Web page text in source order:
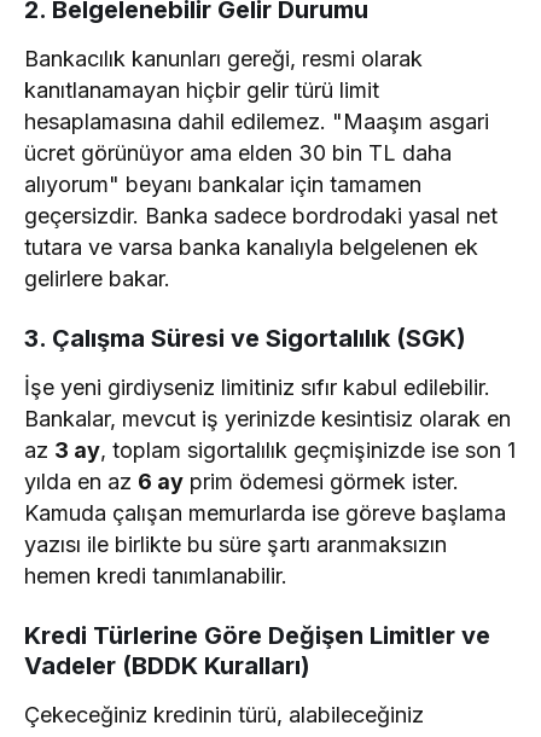
2. Belgelenebilir Gelir Durumu
Bankacılık kanunları gereği, resmi olarak
kanıtlanamayan hiçbir gelir türü limit
hesaplamasına dahil edilemez. "Maaşım asgari
ücret görünüyor ama elden 30 bin TL daha
alıyorum" beyanı bankalar için tamamen
geçersizdir. Banka sadece bordrodaki yasal net
tutara ve varsa banka kanalıyla belgelenen ek
gelirlere bakar.
3. Çalışma Süresi ve Sigortalılık (SGK)
İşe yeni girdiyseniz limitiniz sıfır kabul edilebilir.
Bankalar, mevcut iş yerinizde kesintisiz olarak en
az 3 ay, toplam sigortalılık geçmişinizde ise son 1
yılda en az 6 ay prim ödemesi görmek ister.
Kamuda çalışan memurlarda ise göreve başlama
yazısı ile birlikte bu süre şartı aranmaksızın
hemen kredi tanımlanabilir.
Kredi Türlerine Göre Değişen Limitler ve
Vadeler (BDDK Kuralları)
Çekeceğiniz kredinin türü, alabileceğiniz